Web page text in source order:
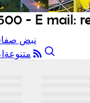
نبض
متنوعة